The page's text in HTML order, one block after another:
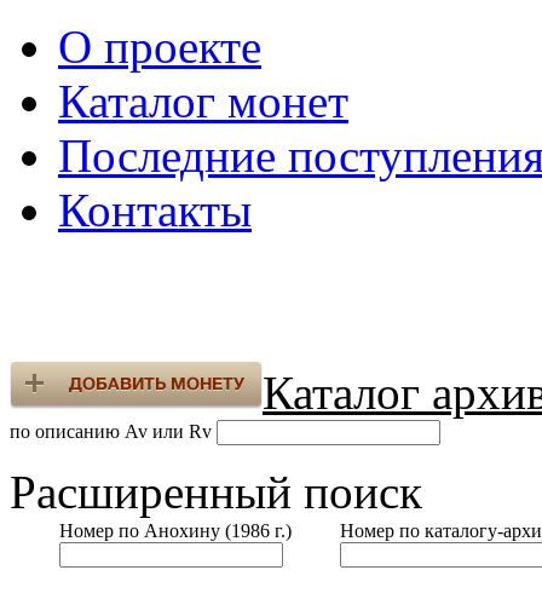
О проекте
Каталог монет
Последние
Контакты
Каталог
по описанию Av или Rv
Расширенный поиск
Номер по Анохину (1986 г.) Номер по каталогу-